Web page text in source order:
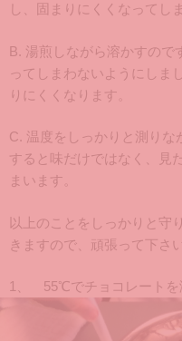
し、固まりにくくなってし
B. 湯煎しながら溶かすので
ってしまわないようにしま
りにくくなります。
C. 温度をしっかりと測りな
すると味だけではなく、見
まいます。
以上のことをしっかりと守
きますので、頑張って下さい
1、 55℃でチョコレートを